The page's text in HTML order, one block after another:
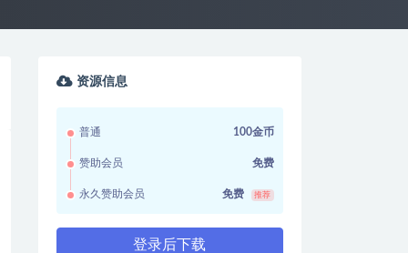
资源信息
普通 100金币
赞助会员 免费
永久赞助会员 免费 推荐
登录后下载